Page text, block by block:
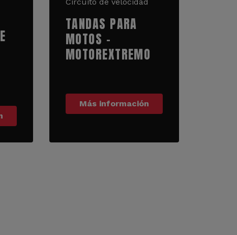
Circuito de velocidad
TANDAS PARA
MOTOS -
MOTOREXTREMO
Más información